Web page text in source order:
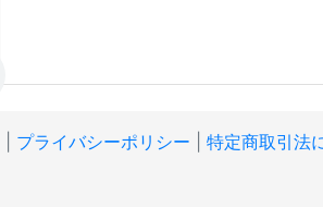
プライバシーポリシー 特定商取引法